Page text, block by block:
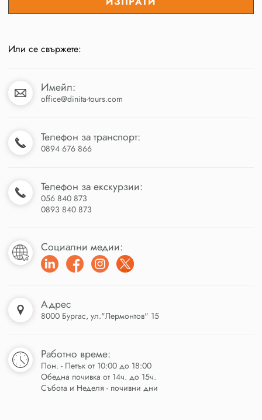
Или се свържете:
Имейл:
office@dinita-tours.com
Телефон за транспорт:
0894 676 866
Телефон за екскурзии:
056 840 873
0893 840 873
Социални медии:
Адрес
8000 Бургас, ул."Лермонтов" 15
Работно време:
Пон. - Петък от 10:00 до 18:00
Обедна почивка от 14ч. до 15ч.
Събота и Неделя - почивни дни